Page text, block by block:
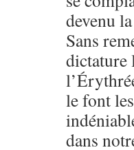
devenu
Sans
dictature
le font
dans